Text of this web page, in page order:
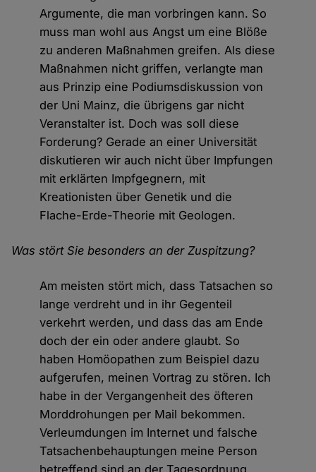
Argumente, die man vorbringen kann. So
muss man wohl aus Angst um eine Blöße
zu anderen Maßnahmen greifen. Als diese
Maßnahmen nicht griffen, verlangte man
aus Prinzip eine Podiumsdiskussion von
der Uni Mainz, die übrigens gar nicht
Veranstalter ist. Doch was soll diese
Forderung? Gerade an einer Universität
diskutieren wir auch nicht über Impfungen
mit erklärten Impfgegnern, mit
Kreationisten über Genetik und die
Flache-Erde-Theorie mit Geologen.
Was stört Sie besonders an der Zuspitzung?
Am meisten stört mich, dass Tatsachen so
lange verdreht und in ihr Gegenteil
verkehrt werden, und dass das am Ende
doch der ein oder andere glaubt. So
haben Homöopathen zum Beispiel dazu
aufgerufen, meinen Vortrag zu stören. Ich
habe in der Vergangenheit des öfteren
Morddrohungen per Mail bekommen.
Verleumdungen im Internet und falsche
Tatsachenbehauptungen meine Person